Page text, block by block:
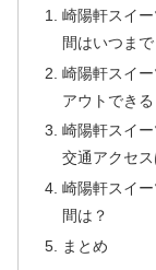
崎陽軒スイ
間はいつまで
崎陽軒スイ
アウトできる
崎陽軒スイ
交通アクセス
崎陽軒スイ
間は？
まとめ